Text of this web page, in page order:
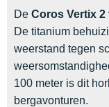
De Coros Vertix 2
De titanium
weerstand tegen
100 meter is dit
bergavonturen.